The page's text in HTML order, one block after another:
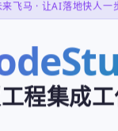
来飞马 · 让AI落地快人一
程集成